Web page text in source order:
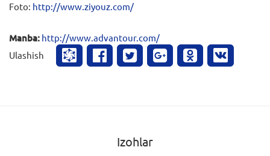
Foto: http://www.ziyouz.com/
Manba: http://www.advantour.com/
Ulashish
Izohlar